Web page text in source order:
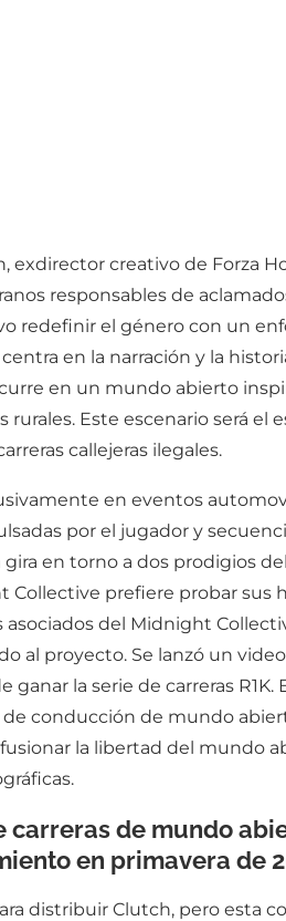
exdirector creativo de Forza
responsables de
redefinir el género con un
en la narración y la
en un mundo abierto
rurales. Este escenario será
callejeras ilegales.
en eventos
por el jugador y
en torno a dos prodigios
prefiere probar sus
del Midnight
al proyecto. Se lanzó un
la serie de carreras
conducción de mundo
la libertad del mundo
de mundo
en primavera de
distribuir Clutch, pero esta